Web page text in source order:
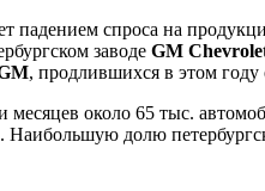
падением спроса на
заводе GM
, продлившихся в этом году
около 65 тыс.
Наибольшую долю